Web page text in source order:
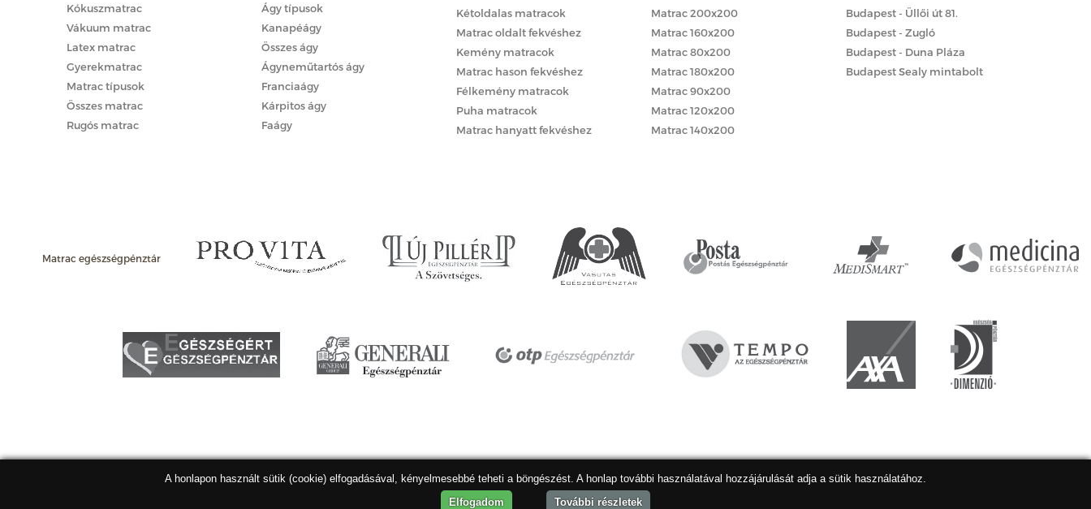
Kókuszmatrac
Vákuum matrac
Latex matrac
Gyerekmatrac
Matrac típusok
Összes matrac
Rugós matrac
Ágy típusok
Kanapéágy
Összes ágy
Ágyneműtartós ágy
Franciaágy
Kárpitos ágy
Faágy
Kétoldalas matracok
Matrac oldalt fekvéshez
Kemény matracok
Matrac hason fekvéshez
Félkemény matracok
Puha matracok
Matrac hanyatt fekvéshez
Matrac 200x200
Matrac 160x200
Matrac 80x200
Matrac 180x200
Matrac 90x200
Matrac 120x200
Matrac 140x200
Budapest - Üllői út 81.
Budapest - Zugló
Budapest - Duna Pláza
Budapest Sealy mintabolt
Matrac egészségpénztár
A honlapon használt sütik (cookie) elfogadásával, kényelmesebbé teheti a böngészést. A honlap további használatával hozzájárulását adja a sütik használatához.
Elfogadom
További részletek